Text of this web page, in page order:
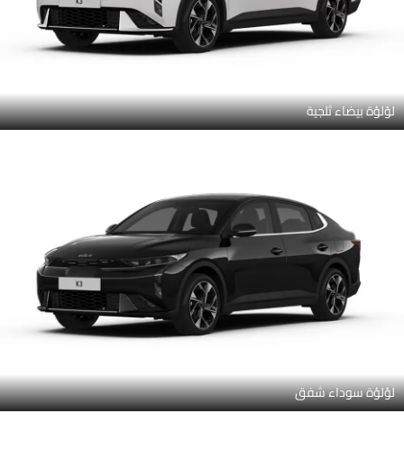
لؤلؤة بيضاء ثلجية
لؤلؤة سوداء شفق